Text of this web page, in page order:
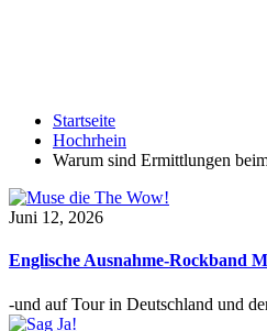
Startseite
Hochrhein
Warum sind Ermittlungen
Juni 12, 2026
Englische Ausnahme-Rockband
-und auf Tour in Deutschland und